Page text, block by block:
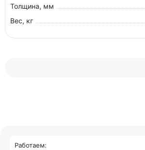
Толщина, мм
Вес, кг
Работаем: